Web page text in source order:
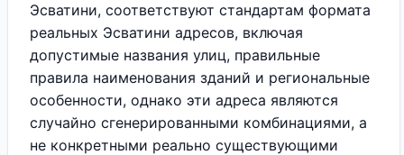
Эсватини, соответствуют стандартам формата
реальных Эсватини адресов, включая
допустимые названия улиц, правильные
правила наименования зданий и региональные
особенности, однако эти адреса являются
случайно сгенерированными комбинациями, а
не конкретными реально существующими